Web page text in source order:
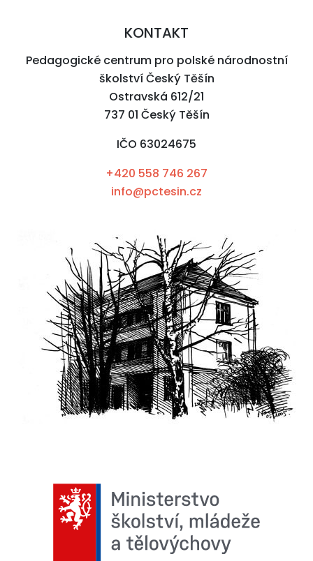
KONTAKT
Pedagogické centrum pro polské národnostní
školství Český Těšín
Ostravská 612/21
737 01 Český Těšín
IČO 63024675
+420 558 746 267
info@pctesin.cz